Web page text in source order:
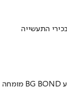
התעשייה